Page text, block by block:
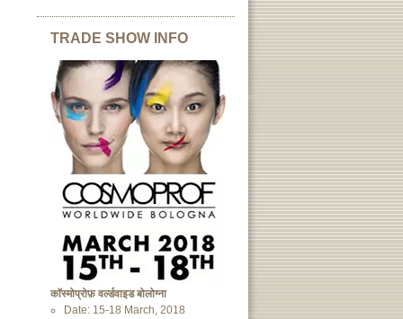
TRADE SHOW INFO
कॉस्मोप्रोफ़ वर्ल्डवाइड बोलोग्ना
Date: 15-18 March, 2018